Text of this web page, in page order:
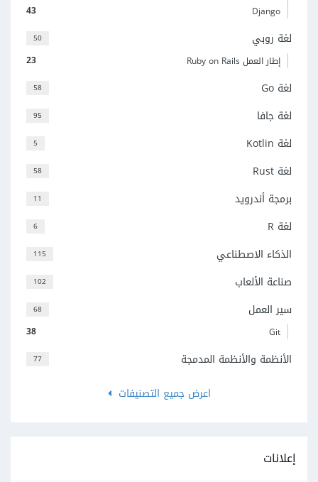
43
Django
50 لغة روبي
23 إطار العمل Ruby on Rails
58 لغة Go
95 لغة جافا
5 لغة Kotlin
58 لغة Rust
11 برمجة أندرويد
6 لغة R
115 الذكاء الاصطناعي
102 صناعة الألعاب
68 سير العمل
38 Git
77
الأنظمة والأنظمة المدمجة
اعرض جميع التصنيفات
إعلانات